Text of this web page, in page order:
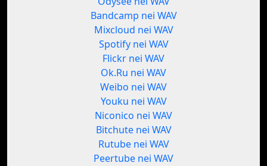
Bandcamp nei WAV
Mixcloud nei WAV
Spotify nei WAV
Flickr nei WAV
Ok.Ru nei WAV
Weibo nei WAV
Youku nei WAV
Niconico nei WAV
Bitchute nei WAV
Rutube nei WAV
Peertube nei WAV